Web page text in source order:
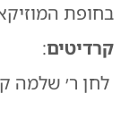
בחופת
קרדיטים:
לחן ר׳ שלמה